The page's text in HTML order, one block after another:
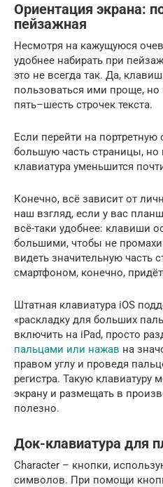
Ориентация экрана:
пейзажная
Несмотря на кажущуюся
удобнее набирать при
это не всегда так. Да,
пользоваться ими проще, но
пять–шесть строчек текста.
Если перейти на
большую часть страницы, но
клавиатура уменьшится
Конечно, всё зависит от
наш взгляд, если у вас
всё-таки удобнее: клавиши
большими, чтобы не
видеть значительную часть
смартфоном, конечно,
Штатная клавиатура iOS
«раскладку для больших
включить на iPad, просто
пальцами или нажав на
правом углу и проведя
регистра. Такую клавиатуру
экрану и размещать в
полезно.
Док-клавиатура для
Character – кнопки,
символов. При помощи